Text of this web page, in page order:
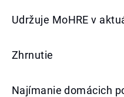
Udržuje MoHRE v
Zhrnutie
Najímanie domácich